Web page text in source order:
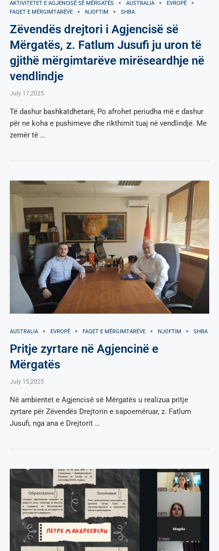
AKTIVITETET E AGJENCISË SË МËRGATËS AUSTRALIA
EVROPË
FAQET E MËRGIMTARËVE
NJOFTIM SHBA
Zëvendës drejtori i Agjencisë së
Mërgatës, z. Fatlum Jusufi ju uron të
gjithë mërgimtarëve mirëseardhje në
vendlindje
July 17,2025
Të dashur bashkatdhetarë, Po afrohet periudha më e dashur
për ne koha e pushimeve dhe rikthimit tuaj në vendlindje. Me
zemër të …
AUSTRALIA EVROPË FAQET E MËRGIMTARËVE NJOFTIM SHBA
Pritje zyrtare në Agjencinë e
Mërgatës
July 15,2025
Në ambientet e Agjencisë së Mërgatës u realizua pritje
zyrtare për Zëvendës Drejtorin e sapoemëruar, z. Fatlum
Jusufi, nga ana e Drejtorit …